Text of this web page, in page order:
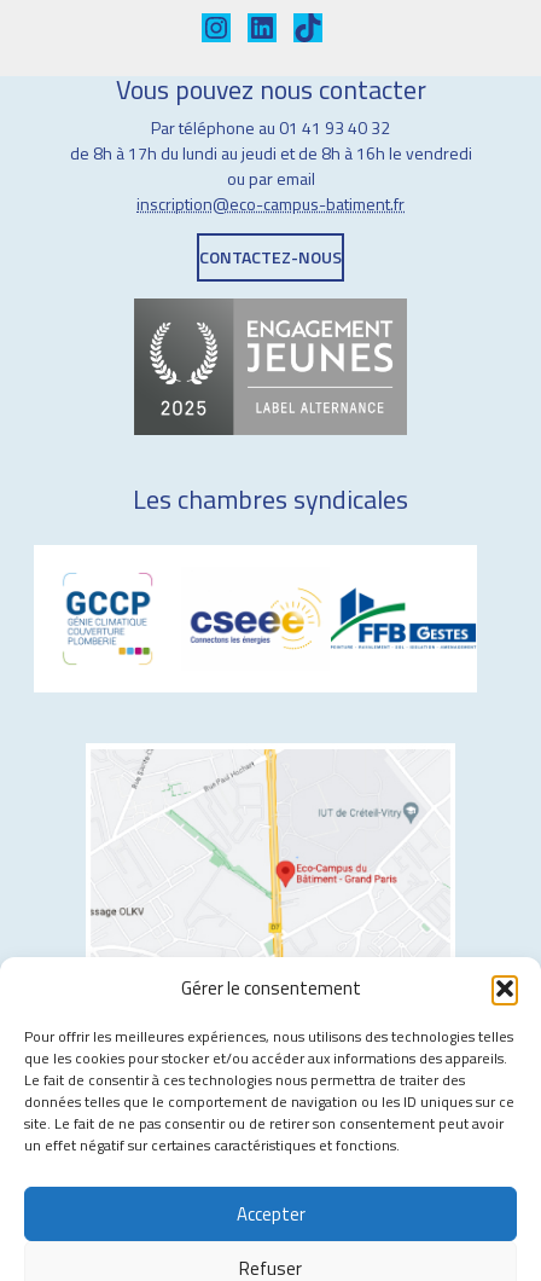
Gérer le consentement
Pour offrir les meilleures expériences, nous utilisons des technologies telles
que les cookies pour stocker et/ou accéder aux informations des appareils.
Le fait de consentir à ces technologies nous permettra de traiter des
données telles que le comportement de navigation ou les ID uniques sur ce
site. Le fait de ne pas consentir ou de retirer son consentement peut avoir
un effet négatif sur certaines caractéristiques et fonctions.
Accepter
Refuser
Instagram
LinkedIn
TikTok
Vous pouvez nous contacter
Par téléphone au 01 41 93 40 32
de 8h à 17h du lundi au jeudi et de 8h à 16h le vendredi
ou par email
inscription@eco-campus-batiment.fr
CONTACTEZ-NOUS
Les chambres syndicales
2 allée Jules Gravereaux, 94400 Vitry-sur-Seine
Les transports à proximité :
Tramway T7- Moulin Vert
Métro 7- Villejuif Louis Aragon
Bus 132- Moulin Vert
Bus 183- Bretagne